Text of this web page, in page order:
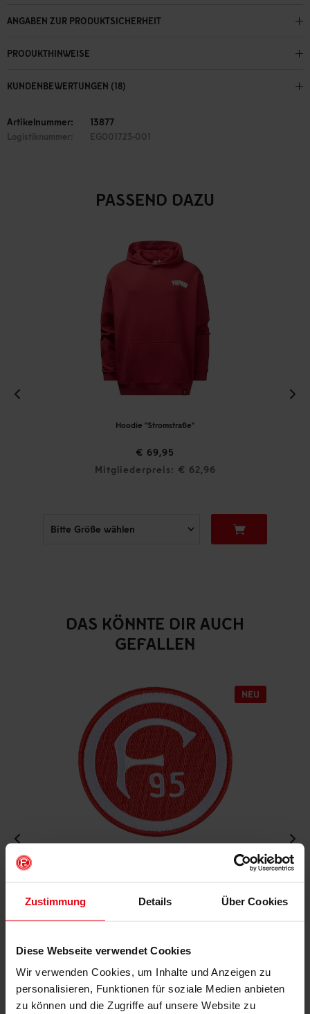
Zustimmung Details Über Cookies
Diese Webseite verwendet Cookies
Wir verwenden Cookies, um Inhalte und Anzeigen zu
personalisieren, Funktionen für soziale Medien anbieten
zu können und die Zugriffe auf unsere Website zu
ANGABEN ZUR PRODUKTSICHERHEIT
PRODUKTHINWEISE
KUNDENBEWERTUNGEN (18)
Artikelnummer: 13877
Logistiknummer: EG001723-001
PASSEND DAZU
Hoodie "Stromstraße"
€ 69,95
Mitgliederpreis: € 62,96
DAS KÖNNTE DIR AUCH
GEFALLEN
€ 4,95
IN DEN WARENKORB